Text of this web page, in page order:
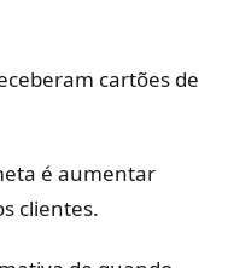
cartões de
é aumentar
clientes.